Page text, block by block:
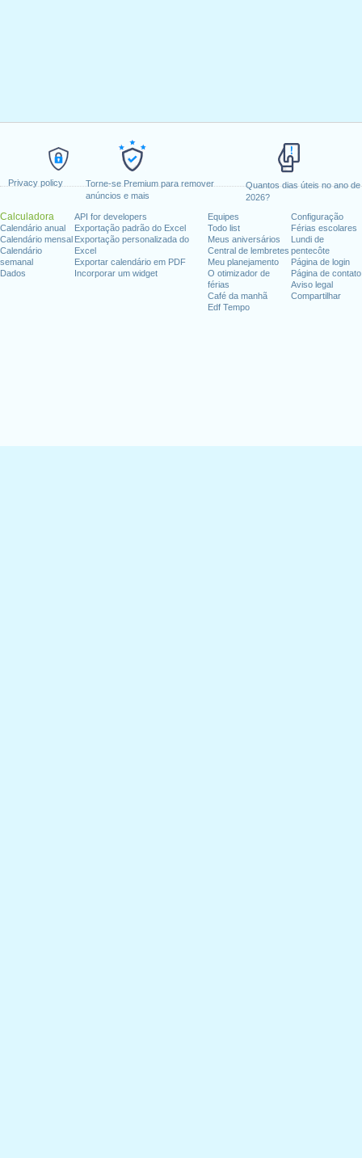
Privacy policy
Torne-se Premium para remover
anúncios e mais
Quantos dias úteis no ano de
2026?
Calculadora
Calendário anual
Calendário mensal
Calendário
semanal
Dados
API for developers
Exportação padrão do Excel
Exportação personalizada do
Excel
Exportar calendário em PDF
Incorporar um widget
Equipes
Todo list
Meus aniversários
Central de lembretes
Meu planejamento
O otimizador de
férias
Café da manhã
Edf Tempo
Configuração
Férias escolares
Lundi de
pentecôte
Página de login
Página de contato
Aviso legal
Compartilhar